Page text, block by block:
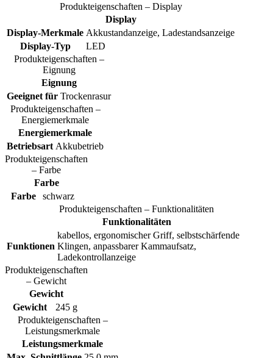
Produkteigenschaften – Display
Display
Display-Merkmale Akkustandanzeige, Ladestandsanzeige
Display-Typ
LED
Produkteigenschaften –
Eignung
Eignung
Geeignet für Trockenrasur
Produkteigenschaften –
Energiemerkmale
Energiemerkmale
Betriebsart Akkubetrieb
Produkteigenschaften
– Farbe
Farbe
Farbe
schwarz
Produkteigenschaften – Funktionalitäten
Funktionalitäten
Funktionen
kabellos, ergonomischer Griff, selbstschärfende
Klingen, anpassbarer Kammaufsatz,
Ladekontrollanzeige
Produkteigenschaften
– Gewicht
Gewicht
Gewicht
245 g
Produkteigenschaften –
Leistungsmerkmale
Leistungsmerkmale